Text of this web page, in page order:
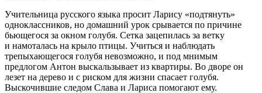
Учительница русского языка просит Ларису «подтянуть»
одноклассников, но домашний урок срывается по причине
бьющегося за окном голубя. Сетка зацепилась за ветку
и намоталась на крыло птицы. Учиться и наблюдать
трепыхающегося голубя невозможно, и под мнимым
предлогом Антон выскальзывает из квартиры. Во дворе он
лезет на дерево и с риском для жизни спасает голубя.
Выскочившие следом Слава и Лариса помогают ему.